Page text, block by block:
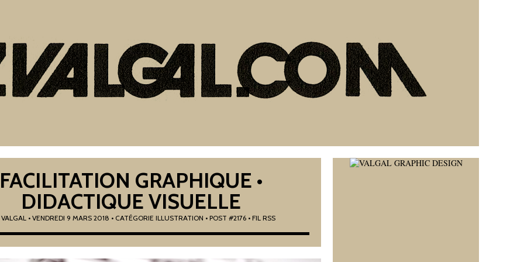
FACILITATION GRAPHIQUE •
DIDACTIQUE VISUELLE
VALGAL • VENDREDI 9 MARS 2018 • CATÉGORIE ILLUSTRATION • POST #2176 • FIL RSS